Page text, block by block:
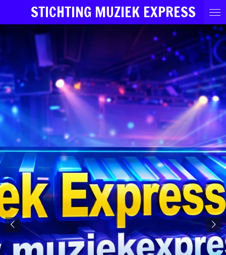
hoofdinhoud
STICHTING MUZIEK EXPRESS